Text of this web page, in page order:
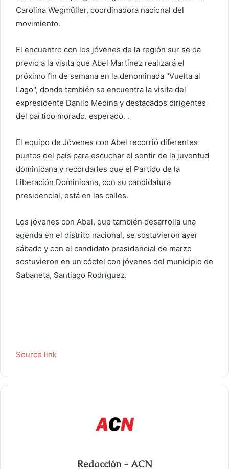
Carolina Wegmüller, coordinadora nacional del
movimiento.
El encuentro con los jóvenes de la región sur se da
previo a la visita que Abel Martínez realizará el
próximo fin de semana en la denominada "Vuelta al
Lago", donde también se encuentra la visita del
expresidente Danilo Medina y destacados dirigentes
del partido morado. esperado. .
El equipo de Jóvenes con Abel recorrió diferentes
puntos del país para escuchar el sentir de la juventud
dominicana y recordarles que el Partido de la
Liberación Dominicana, con su candidatura
presidencial, está en las calles.
Los jóvenes con Abel, que también desarrolla una
agenda en el distrito nacional, se sostuvieron ayer
sábado y con el candidato presidencial de marzo
sostuvieron en un cóctel con jóvenes del municipio de
Sabaneta, Santiago Rodríguez.
Source link
Redacción - ACN